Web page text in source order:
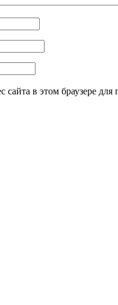
сайта в этом браузере